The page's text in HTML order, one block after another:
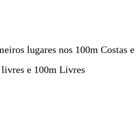
lugares nos 100m Costas e
e 100m Livres